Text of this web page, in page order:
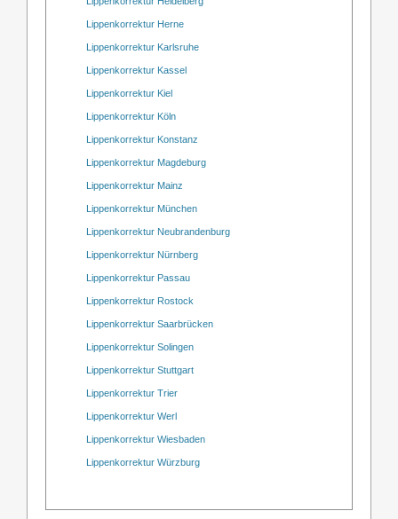
Lippenkorrektur Herne
Lippenkorrektur Karlsruhe
Lippenkorrektur Kassel
Lippenkorrektur Kiel
Lippenkorrektur Köln
Lippenkorrektur Konstanz
Lippenkorrektur Magdeburg
Lippenkorrektur Mainz
Lippenkorrektur München
Lippenkorrektur Neubrandenburg
Lippenkorrektur Nürnberg
Lippenkorrektur Passau
Lippenkorrektur Rostock
Lippenkorrektur Saarbrücken
Lippenkorrektur Solingen
Lippenkorrektur Stuttgart
Lippenkorrektur Trier
Lippenkorrektur Werl
Lippenkorrektur Wiesbaden
Lippenkorrektur Würzburg